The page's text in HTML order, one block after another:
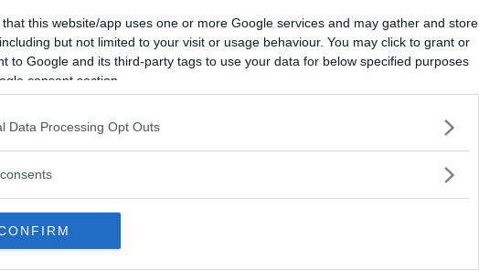
that this website/app uses one or more Google services and may gather and store
but not limited to your visit or usage behaviour. You may click to grant or
to Google and its third-party tags to use your data for below specified purposes
consent section.
Data Processing Opt Outs
2024-11-11 13:24
Vill du bli
medlem?